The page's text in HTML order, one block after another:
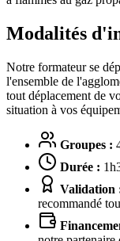
Modalités
Notre formateur se
l'ensemble de
tout déplacement de
situation à vos
Groupes :
Durée :
Validation
recommandé